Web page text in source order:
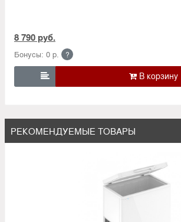
8 790 руб.
Бонусы: 0 р. ?

РЕКОМЕНДУЕМЫЕ ТОВАРЫ